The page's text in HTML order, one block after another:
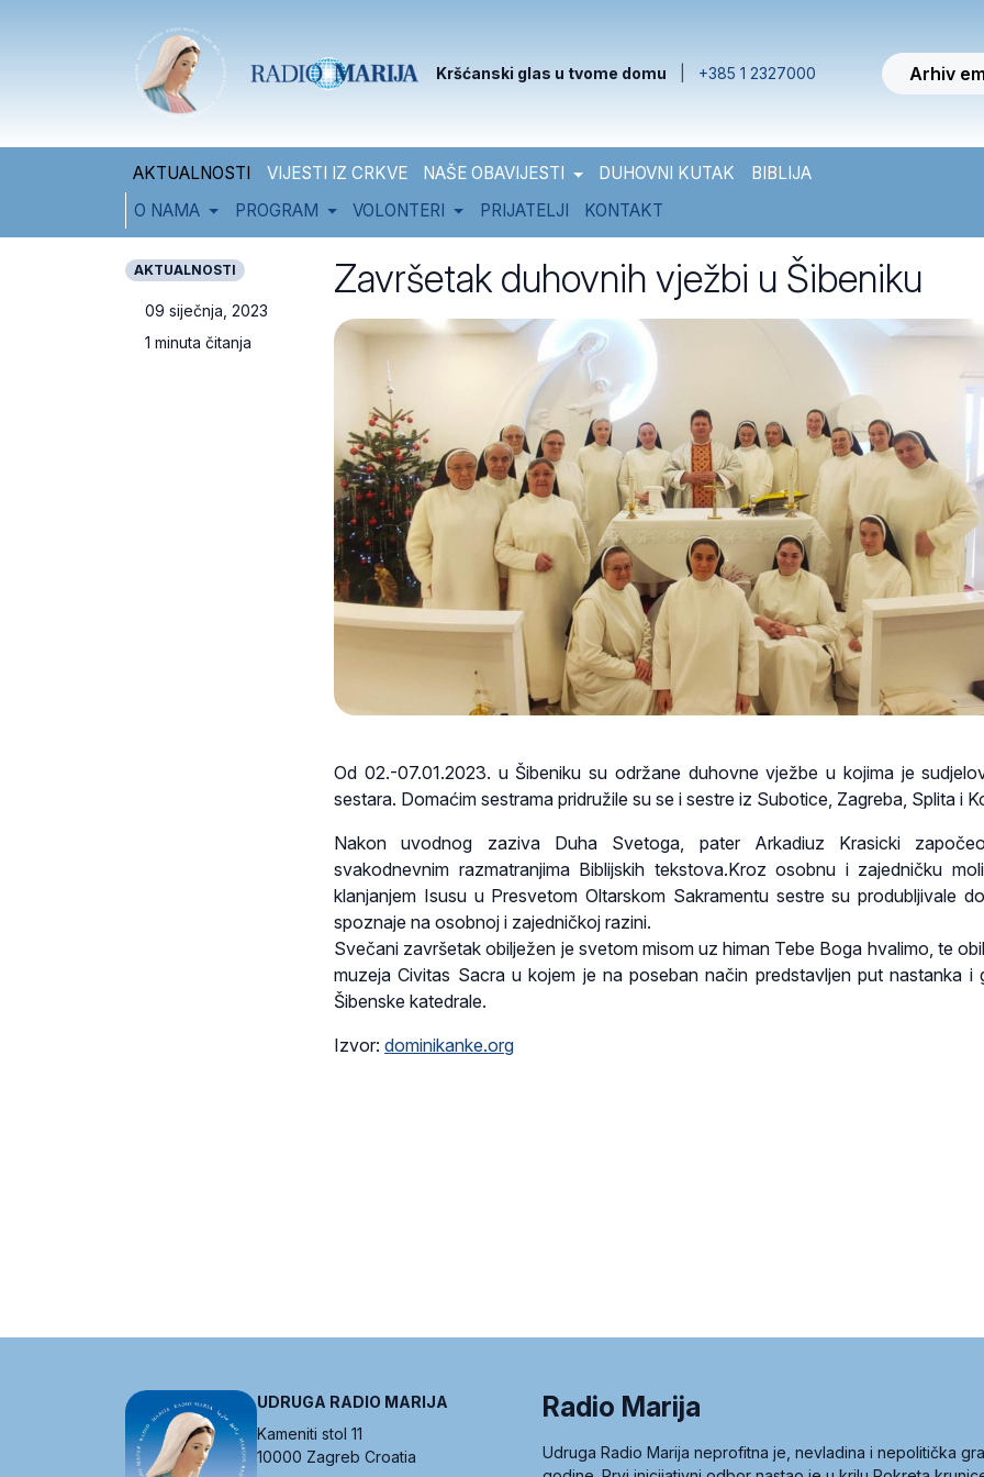
Kršćanski glas u tvome domu +385 1 2327000 Arhiv
AKTUALNOSTI VIJESTI IZ CRKVE NAŠE OBAVIJESTI DUHOVNI KUTAK
BIBLIJA
O NAMA
PROGRAM VOLONTERI PRIJATELJI KONTAKT
AKTUALNOSTI
09 siječnja, 2023
1 minuta čitanja
Završetak duhovnih vježbi u Šibeniku
Od 02.-07.01.2023. u Šibeniku su održane duhovne vježbe u kojima je
sestara. Domaćim sestrama pridružile su se i sestre iz Subotice, Zagreba, Splita i
Nakon uvodnog zaziva Duha Svetoga, pater Arkadiuz Krasicki
svakodnevnim razmatranjima Biblijskih tekstova.Kroz osobnu i zajedničku
klanjanjem Isusu u Presvetom Oltarskom Sakramentu sestre su produbljivale
spoznaje na osobnoj i zajedničkoj razini.
Svečani završetak obilježen je svetom misom uz himan Tebe Boga hvalimo, te
muzeja Civitas Sacra u kojem je na poseban način predstavljen put nastanka i
Šibenske katedrale.
Izvor: dominikanke.org
UDRUGA RADIO MARIJA
Kameniti stol 11
10000 Zagreb Croatia
Radio Marija
Udruga Radio Marija neprofitna je, nevladina i nepolitička